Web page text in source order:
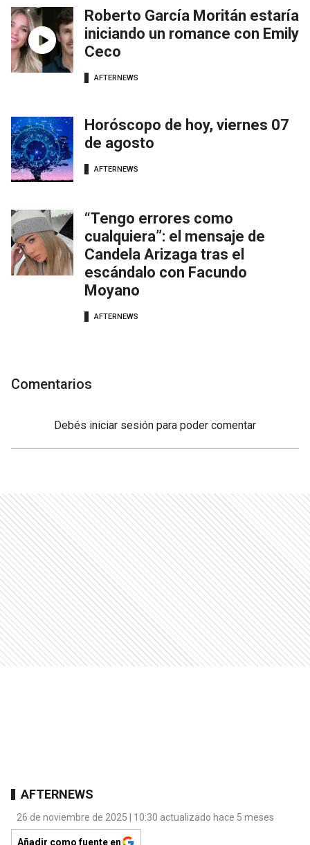
Roberto García Moritán estaría
iniciando un romance con Emily
Ceco
AFTERNEWS
Horóscopo de hoy, viernes 07
de agosto
AFTERNEWS
“Tengo errores como
cualquiera”: el mensaje de
Candela Arizaga tras el
escándalo con Facundo
Moyano
AFTERNEWS
Comentarios
Debés iniciar sesión para poder comentar
AFTERNEWS
26 de noviembre de 2025 | 10:30 actualizado hace 5 meses
Añadir como fuente en